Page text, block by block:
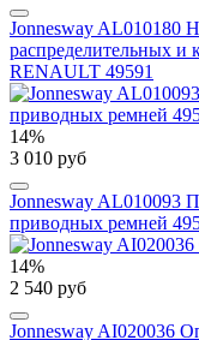
Jonnesway AL010180
распределительных и
RENAULT 49591
14%
3 010 руб
Jonnesway AL010093
приводных ремней
14%
2 540 руб
Jonnesway AI020036